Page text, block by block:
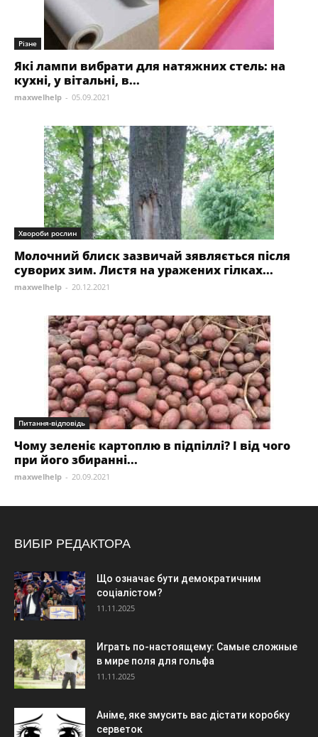
Різне
Які лампи вибрати для натяжних стель: на
кухні, у вітальні, в...
maxwelhelp - 05.09.2021
Хвороби рослин
Молочний блиск зазвичай зявляється після
суворих зим. Листя на уражених гілках...
maxwelhelp - 20.12.2021
Питання-відповідь
Чому зеленіє картоплю в підпіллі? І від чого
при його збиранні...
maxwelhelp - 20.09.2021
ВИБІР РЕДАКТОРА
Що означає бути демократичним
соціалістом?
11.11.2025
Играть по-настоящему: Самые сложные
в мире поля для гольфа
11.11.2025
Аніме, яке змусить вас дістати коробку
серветок